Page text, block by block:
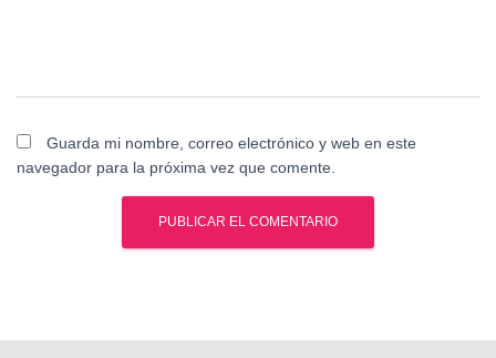
Guarda mi nombre, correo electrónico y web en este
navegador para la próxima vez que comente.